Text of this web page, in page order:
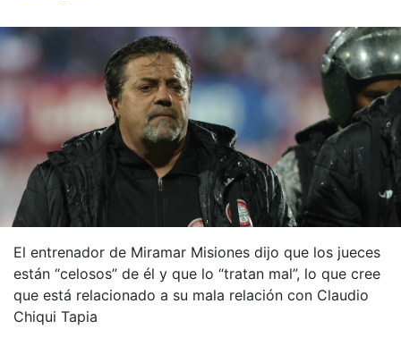
El entrenador de Miramar Misiones dijo que los jueces
están “celosos” de él y que lo “tratan mal”, lo que cree
que está relacionado a su mala relación con Claudio
Chiqui Tapia